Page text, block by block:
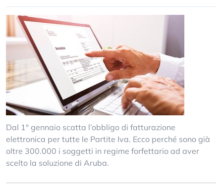
Dal 1° gennaio scatta l’obbligo di fatturazione
elettronica per tutte le Partite Iva. Ecco perché sono già
oltre 300.000 i soggetti in regime forfettario ad aver
scelto la soluzione di Aruba.